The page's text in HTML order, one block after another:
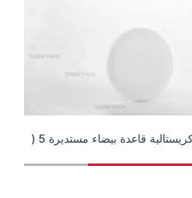
علبة زعفران كريستالية قاعدة بيضاء مستديرة 5 (